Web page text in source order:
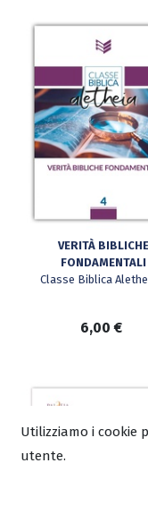
VERITÀ BIBLICHE
FONDAMENTALI
Classe Biblica
6,00 €
Utilizziamo i cookie
utente.